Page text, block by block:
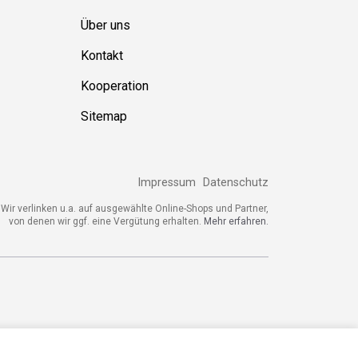
Über uns
Kontakt
Kooperation
Sitemap
Impressum Datenschutz
verlinken u.a. auf ausgewählte Online-Shops und Partner,
von denen wir ggf. eine Vergütung erhalten.Mehr erfahren.